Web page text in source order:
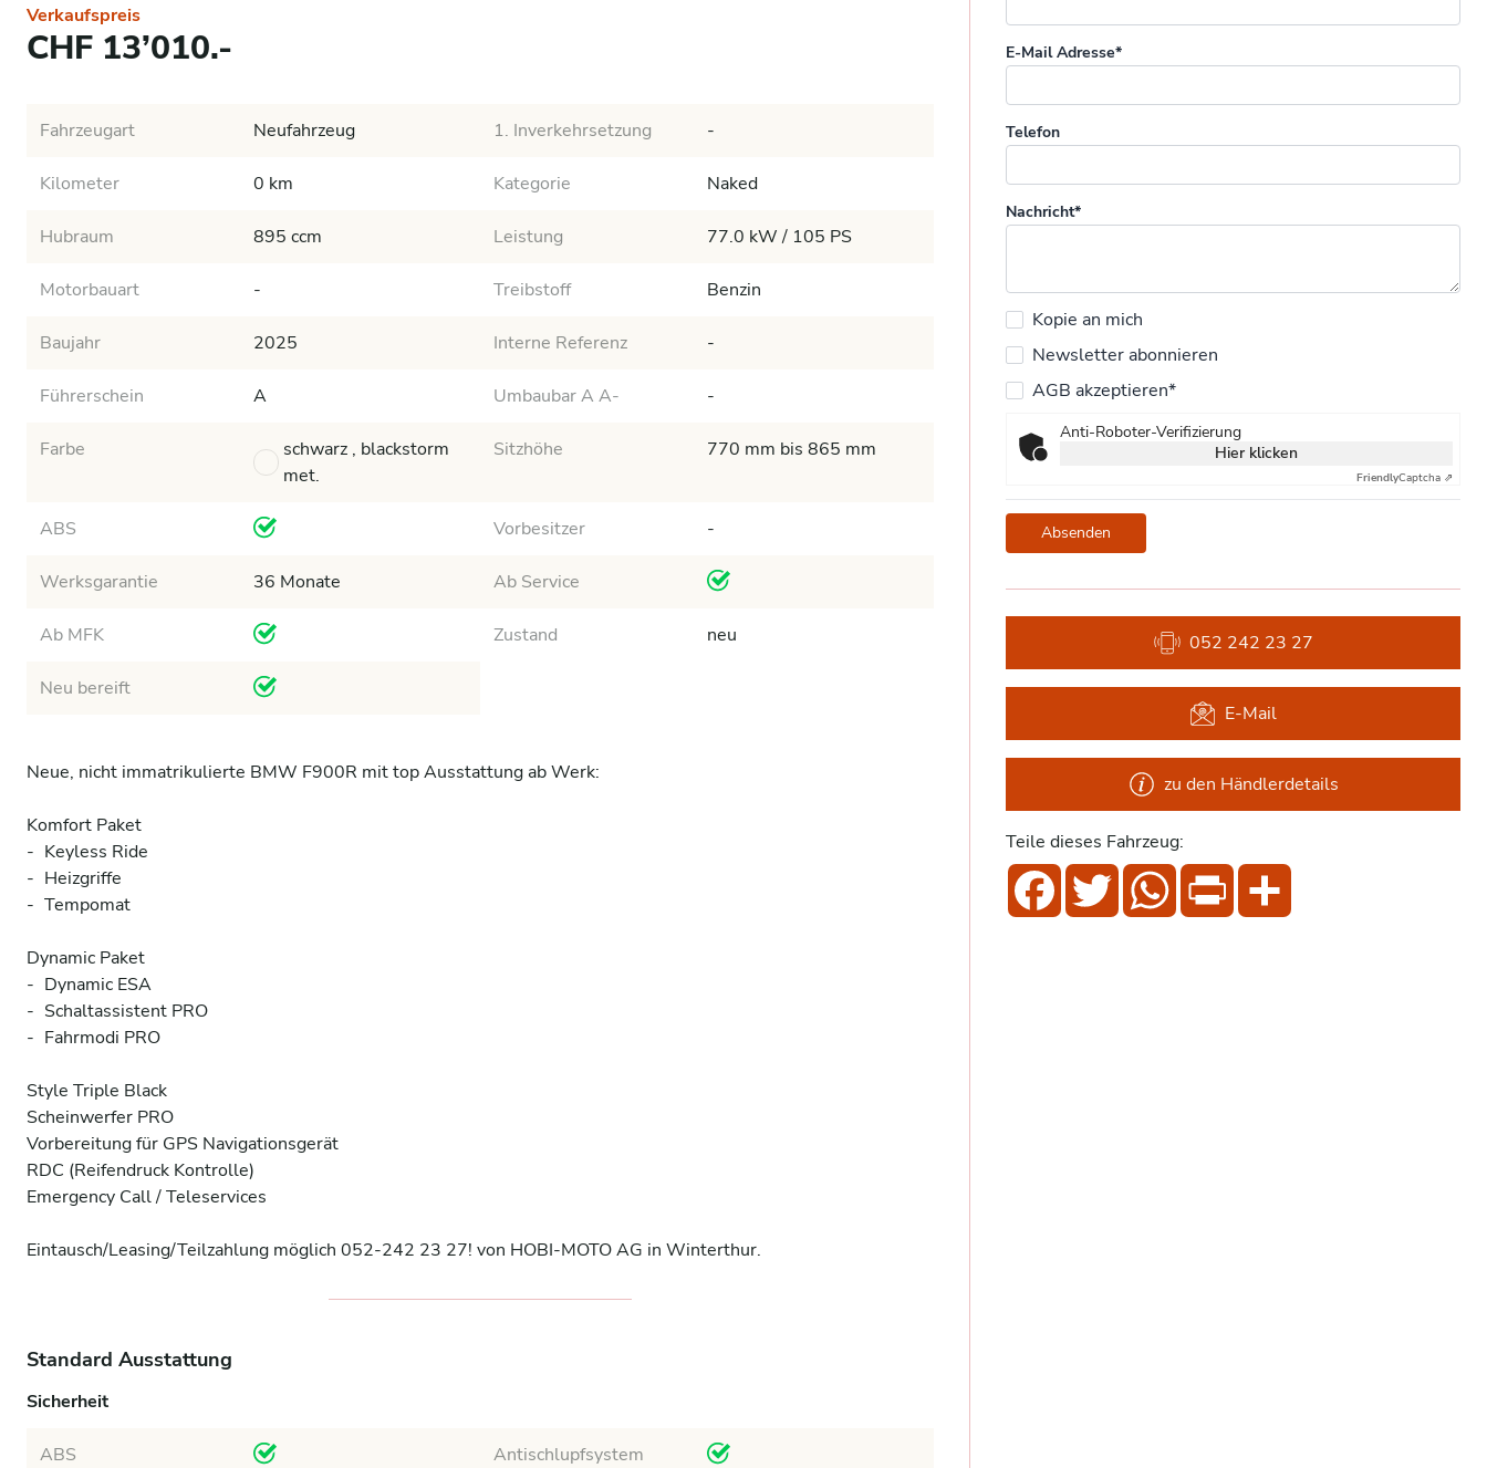
Verkaufspreis
CHF 13’010.-
Fahrzeugart Neufahrzeug 1. Inverkehrsetzung -
Kilometer 0 km Kategorie Naked
Hubraum 895 ccm Leistung 77.0 kW / 105 PS
Motorbauart - Treibstoff Benzin
Baujahr 2025 Interne Referenz -
Führerschein A Umbaubar A A- -
Farbe
schwarz , blackstorm
met.
Sitzhöhe 770 mm bis 865 mm
ABS Vorbesitzer -
Werksgarantie 36 Monate Ab Service
Ab MFK Zustand neu
Neu bereift
Neue, nicht immatrikulierte BMW F900R mit top Ausstattung ab Werk:
Komfort Paket
-	Keyless Ride
-	Heizgriffe
-	Tempomat
Dynamic Paket
-	Dynamic ESA
-	Schaltassistent PRO
-	Fahrmodi PRO
Style Triple Black
Scheinwerfer PRO
Vorbereitung für GPS Navigationsgerät
RDC (Reifendruck Kontrolle)
Emergency Call / Teleservices
Eintausch/Leasing/Teilzahlung möglich 052-242 23 27! von HOBI-MOTO AG in Winterthur.
Standard Ausstattung
Sicherheit
ABS Antischlupfsystem
E-Mail Adresse*
Telefon
Nachricht*
Kopie an mich
Newsletter abonnieren
AGB akzeptieren*
Anti-Roboter-Verifizierung
Hier klicken
FriendlyCaptcha ⇗
Absenden
052 242 23 27
E-Mail
zu den Händlerdetails
Teile dieses Fahrzeug:
FacebookTwitterWhatsApp
Print